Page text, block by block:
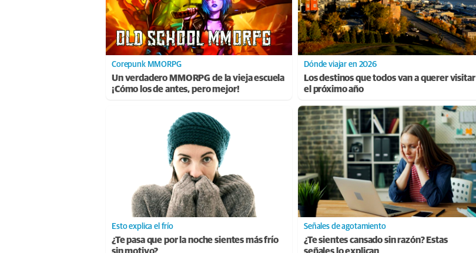
Corepunk MMORPG
Un verdadero MMORPG de la vieja escuela
¡Cómo los de antes, pero mejor!
Dónde viajar en 2026
Los destinos que todos van a querer visitar
el próximo año
Esto explica el frío
¿Te pasa que por la noche sientes más frío
Señales de agotamiento
¿Te sientes cansado sin razón? Estas